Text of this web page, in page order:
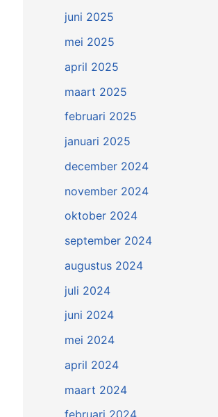
juni 2025
mei 2025
april 2025
maart 2025
februari 2025
januari 2025
december 2024
november 2024
oktober 2024
september 2024
augustus 2024
juli 2024
juni 2024
mei 2024
april 2024
maart 2024